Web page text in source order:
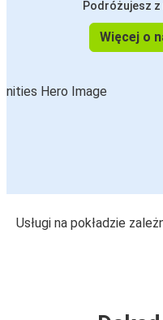
Podróżujesz z
Więcej o
Usługi na pokładzie